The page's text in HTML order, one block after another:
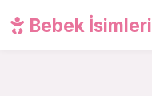
Bebek İsimleri